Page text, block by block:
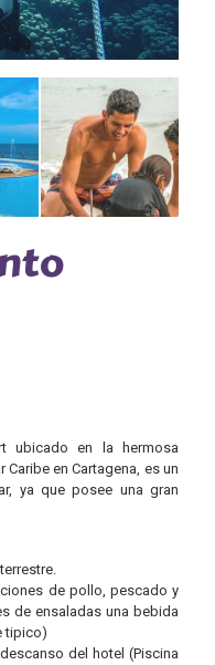
ubicado en la hermosa
en Cartagena, es un
ya que posee una gran
de pollo, pescado y
de ensaladas una bebida
tipico)
del hotel (Piscina